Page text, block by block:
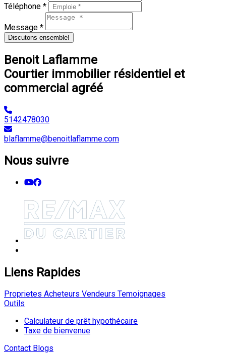
Téléphone *
Message *
Discutons ensemble!
Benoit Laflamme
Courtier immobilier résidentiel et
commercial agréé
5142478030
blaflamme@benoitlaflamme.com
Nous suivre
Liens Rapides
Proprietes Acheteurs Vendeurs Temoignages
Outils
Calculateur de prêt hypothécaire
Taxe de bienvenue
Contact Blogs